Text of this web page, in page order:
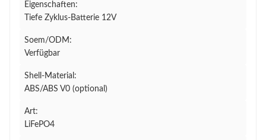
Eigenschaften:
Tiefe Zyklus-Batterie 12V
Soem/ODM:
Verfügbar
Shell-Material:
ABS/ABS V0 (optional)
Art:
LiFePO4